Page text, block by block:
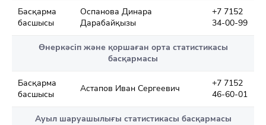
Басқарма
басшысы
Оспанова Динара
Дарабайқызы
+7 7152
34-00-99
Өнеркәсіп және қоршаған орта статистикасы
басқармасы
Басқарма
басшысы
Астапов Иван Сергеевич
+7 7152
46-60-01
Ауыл шаруашылығы статистикасы басқармасы